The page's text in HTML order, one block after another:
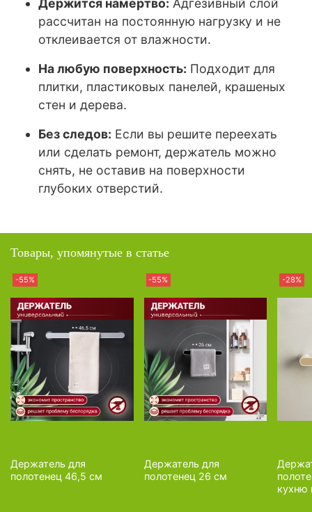
рассчитан на постоянную нагрузку и не
отклеивается от влажности.
На любую поверхность: Подходит для
плитки, пластиковых панелей, крашеных
стен и дерева.
Без следов: Если вы решите переехать
или сделать ремонт, держатель можно
снять, не оставив на поверхности
глубоких отверстий.
Товары, упомянутые в статье
-55%
Держатель для
полотенец 46,5 см
-55%
Держатель для
полотенец 26 см
-28%
кухню